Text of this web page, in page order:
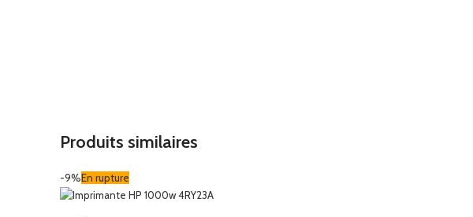
Produits similaires
-9%En rupture